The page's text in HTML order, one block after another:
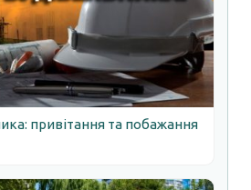
привітання та побажання